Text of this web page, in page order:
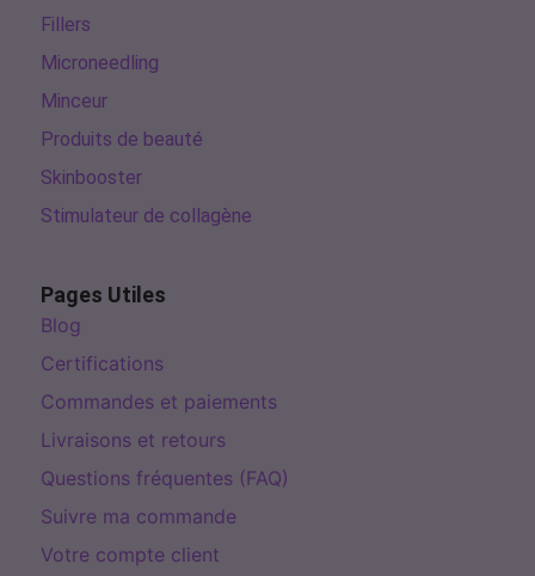
Fillers
Microneedling
Minceur
Produits de beauté
Skinbooster
Stimulateur de collagène
Pages Utiles
Blog
Certifications
Commandes et paiements
Livraisons et retours
Questions fréquentes (FAQ)
Suivre ma commande
Votre compte client